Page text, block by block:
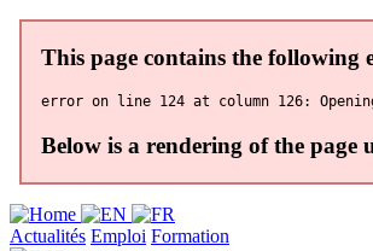
Actualités Emploi Formation